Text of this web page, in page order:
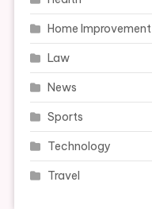
Home Improvement
Law
News
Sports
Technology
Travel